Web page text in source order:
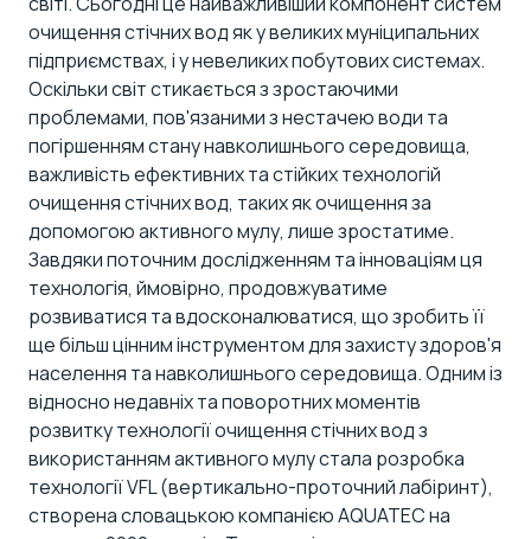
очищення стічних вод як у великих муніципальних
підприємствах, і у невеликих побутових системах.
Оскільки світ стикається з зростаючими
проблемами, пов'язаними з нестачею води та
погіршенням стану навколишнього середовища,
важливість ефективних та стійких технологій
очищення стічних вод, таких як очищення за
допомогою активного мулу, лише зростатиме.
Завдяки поточним дослідженням та інноваціям ця
технологія, ймовірно, продовжуватиме
розвиватися та вдосконалюватися, що зробить її
ще більш цінним інструментом для захисту здоров'я
населення та навколишнього середовища. Одним із
відносно недавніх та поворотних моментів
розвитку технології очищення стічних вод з
використанням активного мулу стала розробка
технології VFL (вертикально-проточний лабіринт),
створена словацькою компанією AQUATEC на